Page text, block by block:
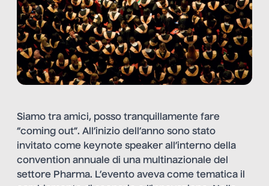
Siamo tra amici, posso tranquillamente fare
“coming out”. All’inizio dell’anno sono stato
invitato come keynote speaker all’interno della
convention annuale di una multinazionale del
settore Pharma. L’evento aveva come tematica il